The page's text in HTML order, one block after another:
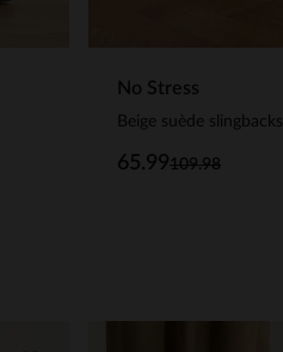
No Stress
Beige suède slingbacks
109.98
65.99